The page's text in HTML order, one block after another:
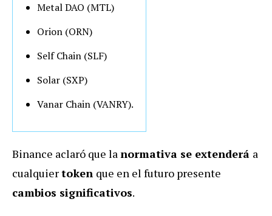
Metal DAO (MTL)
Orion (ORN)
Self Chain (SLF)
Solar (SXP)
Vanar Chain (VANRY).
Binance aclaró que lanormativa se extenderá a
cualquiertoken que en el futuro presente
cambios significativos.